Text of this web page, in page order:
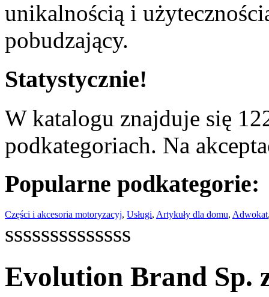
unikalnością i
pobudzający.
Statystycznie!
W katalogu znajduje się
podkategoriach. Na
Popularne podkategorie:
Części i akcesoria motoryzacyj, Usługi, Artykuły dla domu, Adwokat
ssssssssssssss
Evolution Brand Sp.